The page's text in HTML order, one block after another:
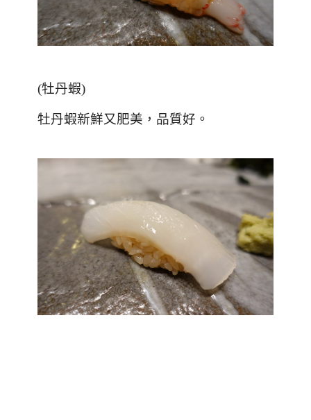
(牡丹蝦)
牡丹蝦新鮮又肥美，品質好。